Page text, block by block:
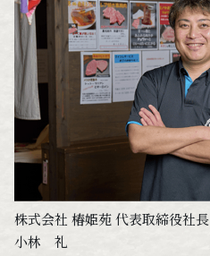
株式会社 椿姫苑 代表取締役社長
小林 礼